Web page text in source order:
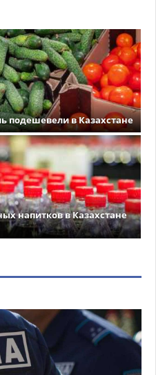
подешевели в Казахстане
напитков в Казахстане